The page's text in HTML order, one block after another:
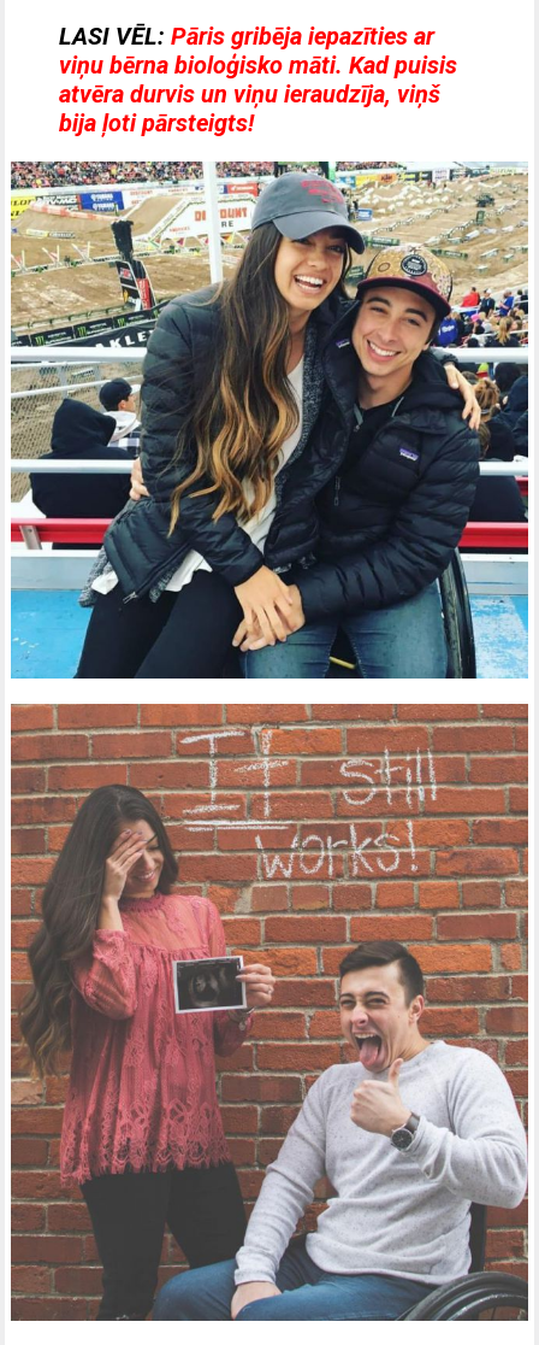
LASI VĒL:Pāris gribēja iepazīties ar
viņu bērna bioloģisko māti. Kad puisis
atvēra durvis un viņu ieraudzīja, viņš
bija ļoti pārsteigts!